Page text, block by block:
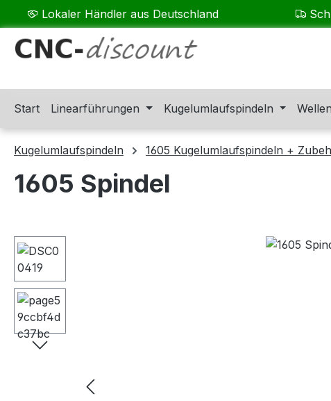
Hauptinhalt springen
Zur Suche springen
Zur Hauptnavigation springen
Lokaler Händler aus Deutschland
Start Linearführungen Kugelumlaufspindeln
Kugelumlaufspindeln 1605 Kugelumlaufspindeln +
1605 Spindel
Bildergalerie überspringen